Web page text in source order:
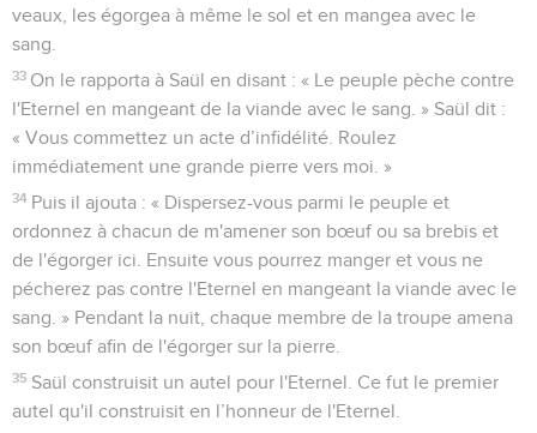
veaux, les égorgea à même le sol et en mangea avec le
sang.
33 On le rapporta à Saül en disant : « Le peuple pèche contre
l'Eternel en mangeant de la viande avec le sang. » Saül dit :
« Vous commettez un acte d’infidélité. Roulez
immédiatement une grande pierre vers moi. »
34 Puis il ajouta : « Dispersez-vous parmi le peuple et
ordonnez à chacun de m'amener son bœuf ou sa brebis et
de l'égorger ici. Ensuite vous pourrez manger et vous ne
pécherez pas contre l'Eternel en mangeant la viande avec le
sang. » Pendant la nuit, chaque membre de la troupe amena
son bœuf afin de l'égorger sur la pierre.
35 Saül construisit un autel pour l'Eternel. Ce fut le premier
autel qu'il construisit en l’honneur de l'Eternel.